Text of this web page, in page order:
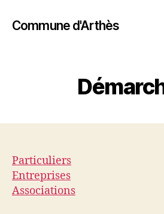
Commune d'Arthès
Particuliers
Entreprises
Associations